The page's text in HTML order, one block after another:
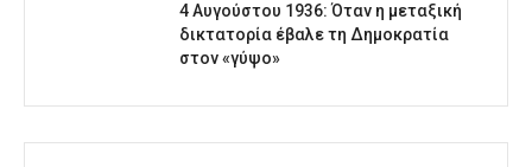
4 Αυγούστου 1936: Όταν η μεταξική
δικτατορία έβαλε τη Δημοκρατία
στον «γύψο»